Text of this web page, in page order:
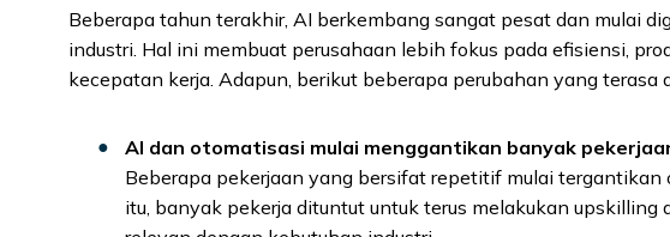
Beberapa tahun terakhir, AI berkembang sangat pesat dan mulai
industri. Hal ini membuat perusahaan lebih fokus pada efisiensi,
kecepatan kerja. Adapun, berikut beberapa perubahan yang terasa
AI dan otomatisasi mulai menggantikan banyak
Beberapa pekerjaan yang bersifat repetitif mulai tergantikan
itu, banyak pekerja dituntut untuk terus melakukan upskilling